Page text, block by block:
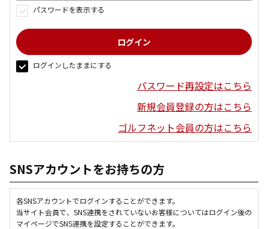
パスワードを表示する
ログインしたままにする
パスワード再設定はこちら
新規会員登録の方はこちら
ゴルフネット会員の方はこちら
SNSアカウントをお持ちの方
各SNSアカウントでログインすることができます。
当サイト会員で、SNS連携をされていないお客様についてはログイン後の
マイページでSNS連携を設定することができます。